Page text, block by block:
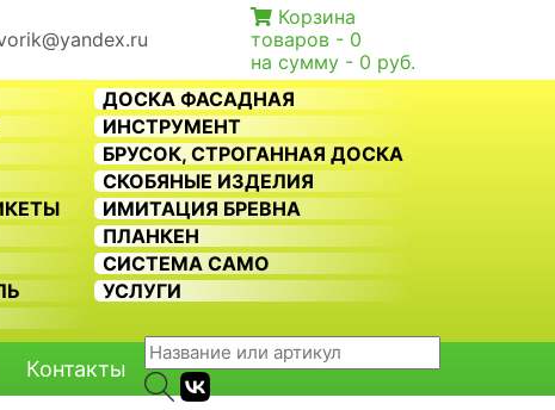
Корзина
товаров - 0
на сумму - 0 руб.
ДОСКА ФАСАДНАЯ
ИНСТРУМЕНТ
БРУСОК, СТРОГАННАЯ ДОСКА
СКОБЯНЫЕ ИЗДЕЛИЯ
ИМИТАЦИЯ БРЕВНА
ПЛАНКЕН
СИСТЕМА CAMO
УСЛУГИ
Контакты